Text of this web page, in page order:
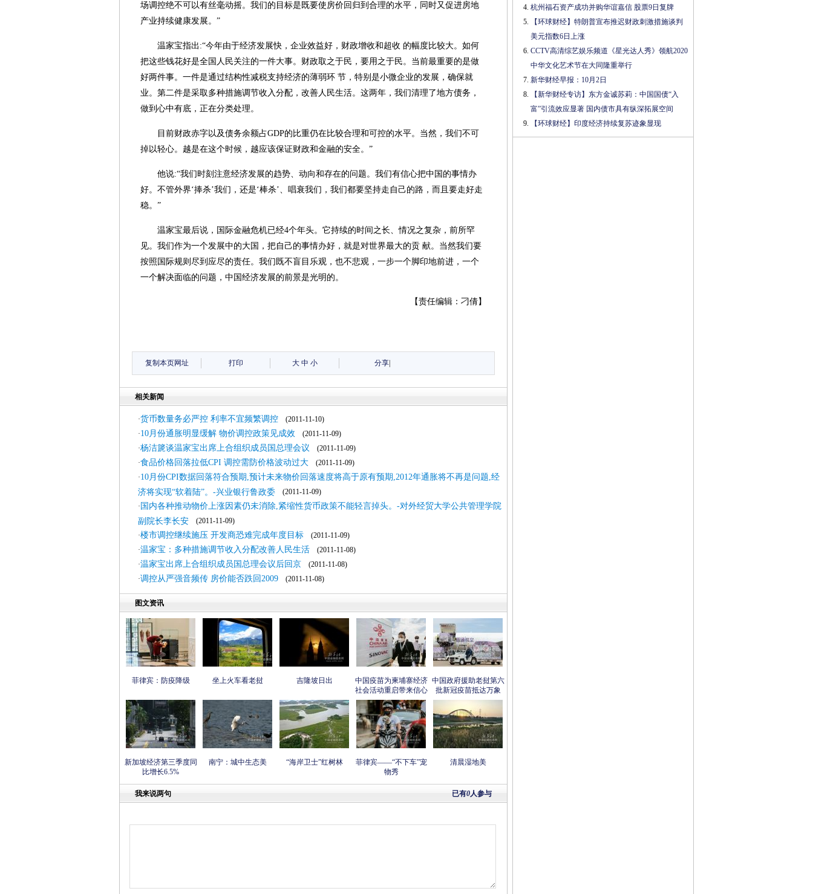
场调控绝不可以有丝毫动摇。我们的目标是既要使房价回归到合理的水平，同时又促进房地
产业持续健康发展。”
温家宝指出:“今年由于经济发展快，企业效益好，财政增收和超收 的幅度比较大。如何
把这些钱花好是全国人民关注的一件大事。财政取之于民，要用之于民。当前最重要的是做
好两件事。一件是通过结构性减税支持经济的薄弱环 节，特别是小微企业的发展，确保就
业。第二件是采取多种措施调节收入分配，改善人民生活。这两年，我们清理了地方债务，
做到心中有底，正在分类处理。
目前财政赤字以及债务余额占GDP的比重仍在比较合理和可控的水平。当然，我们不可
掉以轻心。越是在这个时候，越应该保证财政和金融的安全。”
他说:“我们时刻注意经济发展的趋势、动向和存在的问题。我们有信心把中国的事情办
好。不管外界‘捧杀’我们，还是‘棒杀’、唱衰我们，我们都要坚持走自己的路，而且要走好走
稳。”
温家宝最后说，国际金融危机已经4个年头。它持续的时间之长、情况之复杂，前所罕
见。我们作为一个发展中的大国，把自己的事情办好，就是对世界最大的贡 献。当然我们要
按照国际规则尽到应尽的责任。我们既不盲目乐观，也不悲观，一步一个脚印地前进，一个
一个解决面临的问题，中国经济发展的前景是光明的。
【责任编辑：刁倩】
复制本页网址 打印 大 中 小 分享
相关新闻
·货币数量务必严控 利率不宜频繁调控 (2011-11-10)
·10月份通胀明显缓解 物价调控政策见成效 (2011-11-09)
·杨洁篪谈温家宝出席上合组织成员国总理会议 (2011-11-09)
·食品价格回落拉低CPI 调控需防价格波动过大 (2011-11-09)
·10月份CPI数据回落符合预期,预计未来物价回落速度将高于原有预期,2012年通胀将不再是问题,经
济将实现“软着陆”。-兴业银行鲁政委 (2011-11-09)
· 国内各种推动物价上涨因素仍未消除,紧缩性货币政策不能轻言掉头。-对外经贸大学公共管理学院
副院长李长安 (2011-11-09)
·楼市调控继续施压 开发商恐难完成年度目标 (2011-11-09)
·温家宝：多种措施调节收入分配改善人民生活 (2011-11-08)
·温家宝出席上合组织成员国总理会议后回京 (2011-11-08)
·调控从严强音频传 房价能否跌回2009 (2011-11-08)
图文资讯
菲律宾：防疫降级 坐上火车看老挝 吉隆坡日出
中国疫苗为柬埔寨经济
社会活动重启带来信心
中国政府援助老挝第六
批新冠疫苗抵达万象
新加坡经济第三季度同
比增长6.5%
南宁：城中生态美 “海岸卫士”红树林
菲律宾——“不下车”宠
物秀
清晨湿地美
已有0人参与
我来说两句
杭州福石资产成功并购华谊嘉信 股票9日复牌
【环球财经】特朗普宣布推迟财政刺激措施谈判
美元指数6日上涨
CCTV高清综艺娱乐频道《星光达人秀》领航2020
中华文化艺术节在大同隆重举行
新华财经早报：10月2日
【新华财经专访】东方金诚苏莉：中国国债“入
富”引流效应显著 国内债市具有纵深拓展空间
【环球财经】印度经济持续复苏迹象显现